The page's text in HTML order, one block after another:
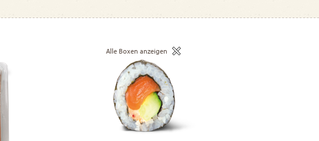
Alle Boxen anzeigen